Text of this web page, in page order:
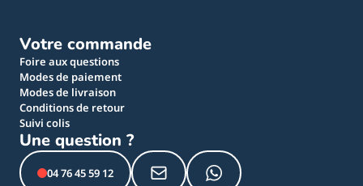
Votre commande
Foire aux questions
Modes de paiement
Modes de livraison
Conditions de retour
Suivi colis
Une question ?
04 76 45 59 12